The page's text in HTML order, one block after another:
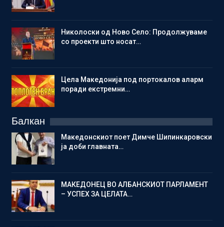
Николоски од Ново Село: Продолжуваме
со проекти што носат…
Цела Македонија под портокалов аларм
поради екстремни…
Балкан
Македонскиот поет Димче Шипинкаровски
ја доби главната…
МАКЕДОНЕЦ ВО АЛБАНСКИОТ ПАРЛАМЕНТ
– УСПЕХ ЗА ЦЕЛАТА…